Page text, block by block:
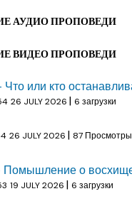
АУДИО ПРОПОВЕДИ
ВИДЕО ПРОПОВЕДИ
26 JULY 2026 | 6 загрузки
26 JULY 2026 | 87 Просмотры
19 JULY 2026 | 6 загрузки